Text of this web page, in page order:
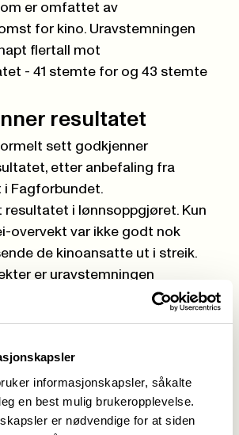
informasjonskapsler, såkalte
en best mulig brukeropplevelse.
er nødvendige for at siden
er omfattet av
for kino. Uravstemningen
flertall mot
- 41 stemte for og 43 stemte
resultatet
sett godkjenner
etter anbefaling fra
Fagforbundet.
resultatet i lønnsoppgjøret. Kun
overvekt var ikke godt nok
de kinoansatte ut i streik.
er uravstemningen
det ikke er mer enn
våpenet
har, men det er også
en streik. Derfor er det viktig at